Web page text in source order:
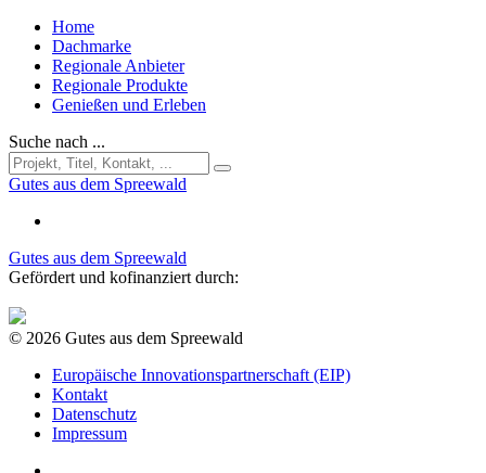
Home
Dachmarke
Regionale Anbieter
Regionale Produkte
Genießen und Erleben
Suche nach ...
Gutes aus dem Spreewald
Gutes aus dem Spreewald
Gefördert und kofinanziert durch:
© 2026 Gutes aus dem Spreewald
Europäische Innovationspartnerschaft (EIP)
Kontakt
Datenschutz
Impressum